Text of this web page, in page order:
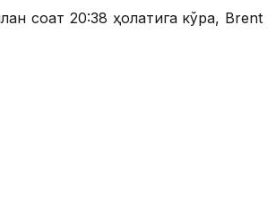
соат 20:38 ҳолатига кўра, Brent